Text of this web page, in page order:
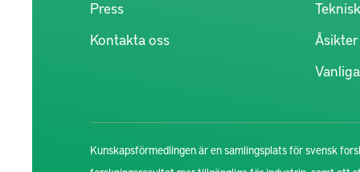
Press
Kontakta oss
Kunskapsförmedlingen är en samlingsplats för svensk